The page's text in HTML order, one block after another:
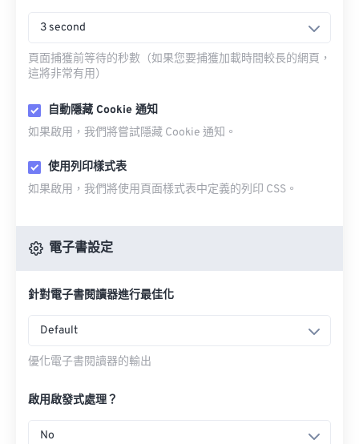
3 second
頁面捕獲前等待的秒數（如果您要捕獲加載時間較長的網頁，
這將非常有用）
自動隱藏 Cookie 通知
如果啟用，我們將嘗試隱藏 Cookie 通知。
使用列印樣式表
如果啟用，我們將使用頁面樣式表中定義的列印 CSS。
電子書設定
針對電子書閱讀器進行最佳化
Default
優化電子書閱讀器的輸出
啟用啟發式處理？
No